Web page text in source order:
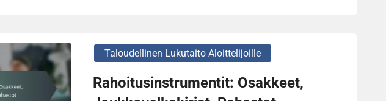
Taloudellinen Lukutaito Aloittelijoille
Rahoitusinstrumentit: Osakkeet,